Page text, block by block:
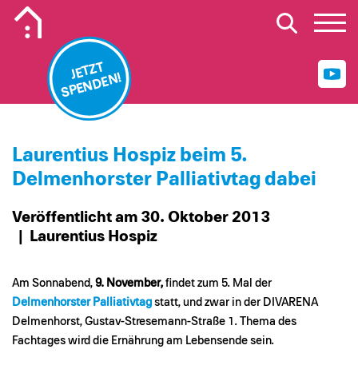
JETZT
SPENDEN!
Laurentius Hospiz beim 5.
Delmenhorster Palliativtag dabei
Veröffentlicht am 30. Oktober 2013
| Laurentius Hospiz
Am Sonnabend, 9. November, findet zum 5. Mal der
Delmenhorster Palliativtag statt, und zwar in der DIVARENA
Delmenhorst, Gustav-Stresemann-Straße 1. Thema des
Fachtages wird die Ernährung am Lebensende sein.
Mobiles Logo Mission Lebenshaus